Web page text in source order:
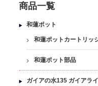
商品一覧
和蓮ポット
和蓮ポットカートリッ
和蓮ポット部品
ガイアの水135 ガイアラ